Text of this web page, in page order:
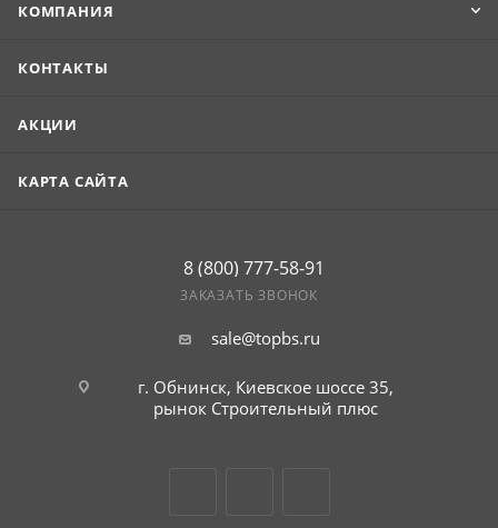
КОМПАНИЯ
КОНТАКТЫ
АКЦИИ
КАРТА САЙТА
8 (800) 777-58-91
ЗАКАЗАТЬ ЗВОНОК
sale@topbs.ru
г. Обнинск, Киевское шоссе 35,
рынок Строительный плюс